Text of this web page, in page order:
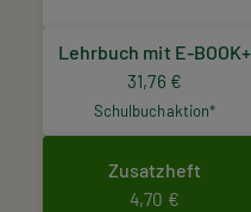
Lehrbuch mit E-BOOK+
31,76 €
Schulbuchaktion*
Zusatzheft
4,70 €